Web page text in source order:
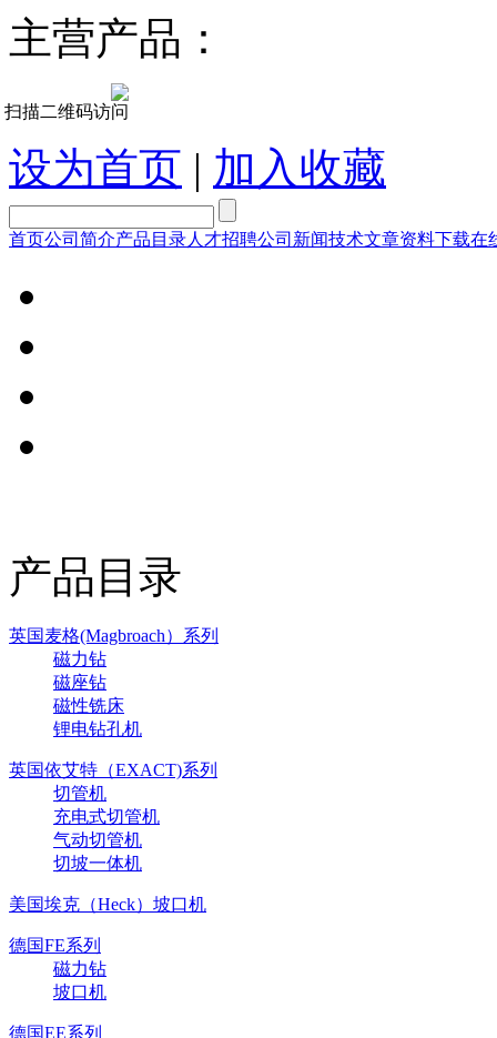
主营产品：
设为首页 | 加入收藏
首页公司简介产品目录人才招聘公司新闻技术文章资料下载在
产品目录
英国麦格(Magbroach）系列
磁力钻
磁座钻
磁性铣床
锂电钻孔机
英国依艾特（EXACT)系列
切管机
充电式切管机
气动切管机
切坡一体机
美国埃克（Heck）坡口机
德国FE系列
磁力钻
坡口机
德国EE系列
扫描二维码访问